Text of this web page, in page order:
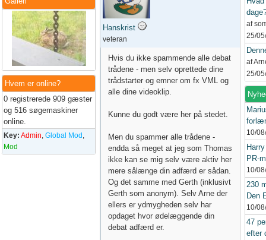
Hvem er online?
0 registrerede 909 gæster
og 516 søgemaskiner
online.
Key: Admin, Global Mod ,
Mod
Hanskrist
veteran
Hvis du ikke spammende alle debat
trådene - men selv oprettede dine
trådstarter og emner om fx VML og
alle dine videoklip.
Kunne du godt være her på stedet.
Men du spammer alle trådene -
endda så meget at jeg som Thomas
ikke kan se mig selv være aktiv her
mere sålænge din adfærd er sådan.
Og det samme med Gerth (inklusivt
Gerth som anonym). Selv Arne der
ellers er ydmygheden selv har
opdaget hvor ødelæggende din
debat adfærd er.
af
25/
af
25/
10/
PR-
10/
230
Den
10/
47
efter